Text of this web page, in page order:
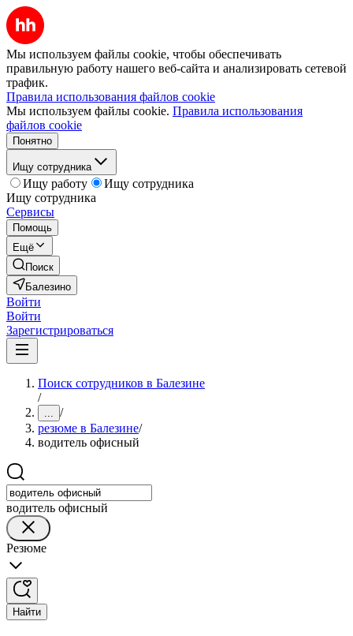
Мы используем файлы cookie, чтобы обеспечивать
правильную работу нашего веб-сайта и анализировать сетевой
трафик.
Правила использования файлов cookie
Мы используем файлы cookie. Правила использования
файлов cookie
Понятно
Ищу сотрудника
Ищу работу
Ищу сотрудника
Ищу сотрудника
Сервисы
Помощь
Ещё
Поиск
Балезино
Войти
Войти
Зарегистрироваться
Поиск сотрудников в Балезине
/
... /
резюме в Балезине/
водитель офисный
водитель офисный
Резюме
Найти